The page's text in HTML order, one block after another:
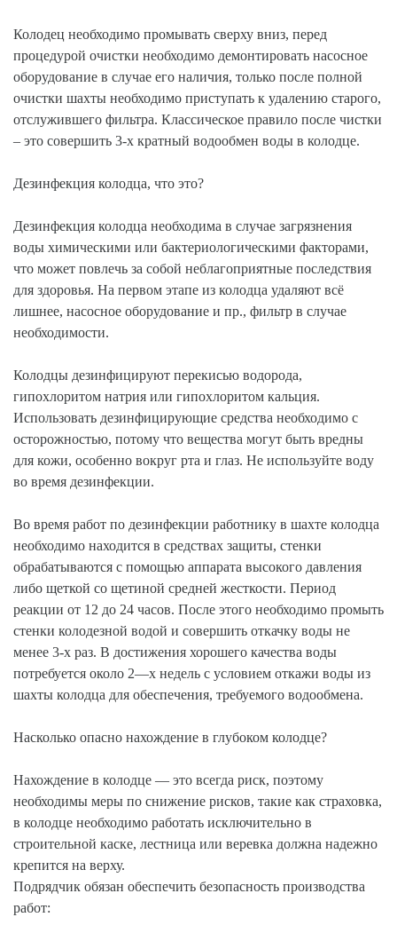
Колодец необходимо промывать сверху вниз, перед
процедурой очистки необходимо демонтировать насосное
оборудование в случае его наличия, только после полной
очистки шахты необходимо приступать к удалению старого,
отслужившего фильтра. Классическое правило после чистки
– это совершить 3-х кратный водообмен воды в колодце.
Дезинфекция колодца, что это?
Дезинфекция колодца необходима в случае загрязнения
воды химическими или бактериологическими факторами,
что может повлечь за собой неблагоприятные последствия
для здоровья. На первом этапе из колодца удаляют всё
лишнее, насосное оборудование и пр., фильтр в случае
необходимости.
Колодцы дезинфицируют перекисью водорода,
гипохлоритом натрия или гипохлоритом кальция.
Использовать дезинфицирующие средства необходимо с
осторожностью, потому что вещества могут быть вредны
для кожи, особенно вокруг рта и глаз. Не используйте воду
во время дезинфекции.
Во время работ по дезинфекции работнику в шахте колодца
необходимо находится в средствах защиты, стенки
обрабатываются с помощью аппарата высокого давления
либо щеткой со щетиной средней жесткости. Период
реакции от 12 до 24 часов. После этого необходимо промыть
стенки колодезной водой и совершить откачку воды не
менее 3-х раз. В достижения хорошего качества воды
потребуется около 2—х недель с условием откажи воды из
шахты колодца для обеспечения, требуемого водообмена.
Насколько опасно нахождение в глубоком колодце?
Нахождение в колодце — это всегда риск, поэтому
необходимы меры по снижение рисков, такие как страховка,
в колодце необходимо работать исключительно в
строительной каске, лестница или веревка должна надежно
крепится на верху.
Подрядчик обязан обеспечить безопасность производства
работ: